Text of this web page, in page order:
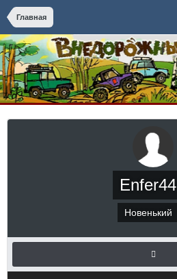
Главная
Enfer44
Новенький